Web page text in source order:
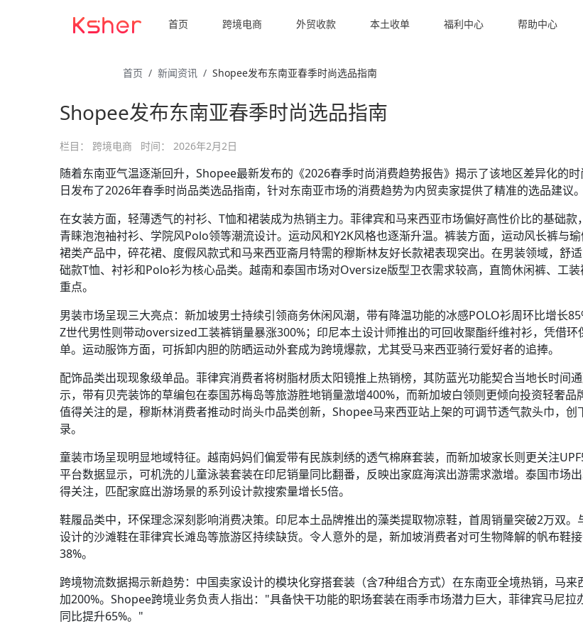
首页 跨境电商 外贸收款 本土收单 福利中心 帮助中心
首页 新闻资讯 Shopee发布东南亚春季时尚选品指南
Shopee发布东南亚春季时尚选品指南
栏目： 跨境电商 时间： 2026年2月2日
随着东南亚气温逐渐回升，Shopee最新发布的《2026春季时尚消费趋势报告》揭示了该地区差异化的
日发布了2026年春季时尚品类选品指南，针对东南亚市场的消费趋势为内贸卖家提供了精准的选品建议。
在女装方面，轻薄透气的衬衫、T恤和裙装成为热销主力。菲律宾和马来西亚市场偏好高性价比的基础款
青睐泡泡袖衬衫、学院风Polo领等潮流设计。运动风和Y2K风格也逐渐升温。裤装方面，运动风长裤与
裙类产品中，碎花裙、度假风款式和马来西亚斋月特需的穆斯林友好长款裙表现突出。在男装领域，舒
础款T恤、衬衫和Polo衫为核心品类。越南和泰国市场对Oversize版型卫衣需求较高，直筒休闲裤、工
重点。
男装市场呈现三大亮点：新加坡男士持续引领商务休闲风潮，带有降温功能的冰感POLO衫周环比增长
Z世代男性则带动oversized工装裤销量暴涨300%；印尼本土设计师推出的可回收聚酯纤维衬衫，凭借环
单。运动服饰方面，可拆卸内胆的防晒运动外套成为跨境爆款，尤其受马来西亚骑行爱好者的追捧。
配饰品类出现现象级单品。菲律宾消费者将树脂材质太阳镜推上热销榜，其防蓝光功能契合当地长时间
示，带有贝壳装饰的草编包在泰国苏梅岛等旅游胜地销量激增400%，而新加坡白领则更倾向投资轻奢品
值得关注的是，穆斯林消费者推动时尚头巾品类创新，Shopee马来西亚站上架的可调节透气款头巾，创
录。
童装市场呈现明显地域特征。越南妈妈们偏爱带有民族刺绣的透气棉麻套装，而新加坡家长则更关注
平台数据显示，可机洗的儿童泳装套装在印尼销量同比翻番，反映出家庭海滨出游需求激增。泰国市场
得关注，匹配家庭出游场景的系列设计款搜索量增长5倍。
鞋履品类中，环保理念深刻影响消费决策。印尼本土品牌推出的藻类提取物凉鞋，首周销量突破2万双。
设计的沙滩鞋在菲律宾长滩岛等旅游区持续缺货。令人意外的是，新加坡消费者对可生物降解的帆布鞋
38%。
跨境物流数据揭示新趋势：中国卖家设计的模块化穿搭套装（含7种组合方式）在东南亚全境热销，马来
加200%。Shopee跨境业务负责人指出："具备快干功能的职场套装在雨季市场潜力巨大，菲律宾马尼拉
同比提升65%。"